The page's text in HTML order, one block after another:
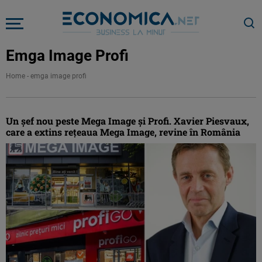
Emga Image Profi
Home - emga image profi
Un șef nou peste Mega Image și Profi. Xavier Piesvaux,
care a extins rețeaua Mega Image, revine în România